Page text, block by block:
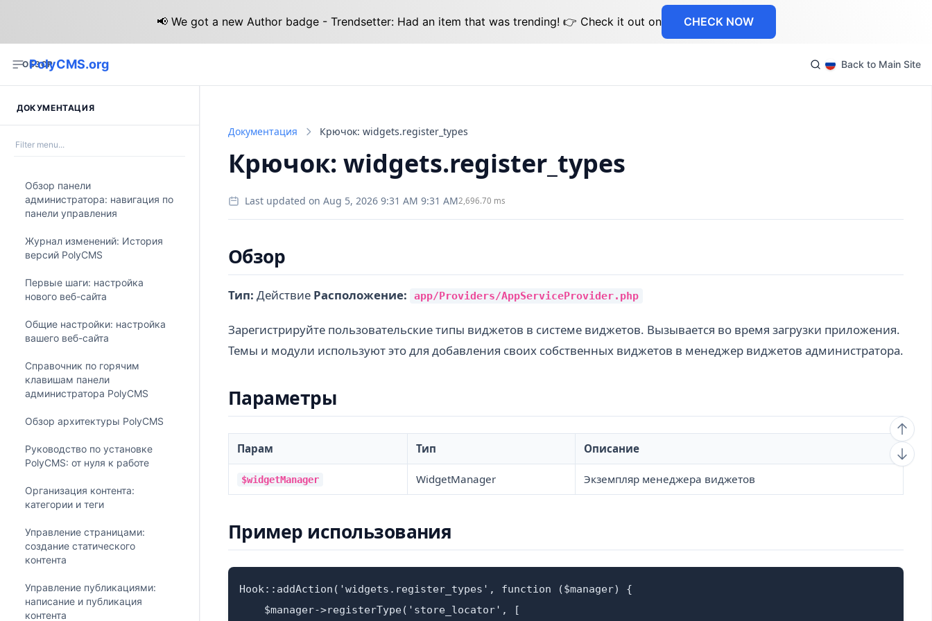
📢 We got a new Author badge - Trendsetter: Had an item that was trending! 👉 Check it out on CHECK NOW
PolyCMS.org
ОБЗОР Back to Main Site
ДОКУМЕНТАЦИЯ
Обзор панели
администратора: навигация по
панели управления
Журнал изменений: История
версий PolyCMS
Первые шаги: настройка
нового веб-сайта
Общие настройки: настройка
вашего веб-сайта
Справочник по горячим
клавишам панели
администратора PolyCMS
Обзор архитектуры PolyCMS
Руководство по установке
PolyCMS: от нуля к работе
Организация контента:
категории и теги
Управление страницами:
создание статического
контента
Управление публикациями:
написание и публикация
контента
Документация Крючок: widgets.register_types
Крючок: widgets.register_types
Last updated on Aug 5, 2026 9:31 AM 9:31 AM2,696.70 ms
Обзор
Тип: Действие Расположение: app/Providers/AppServiceProvider.php
Зарегистрируйте пользовательские типы виджетов в системе виджетов. Вызывается во время загрузки приложения.
Темы и модули используют это для добавления своих собственных виджетов в менеджер виджетов администратора.
Параметры
Парам Тип Описание
$widgetManager WidgetManager Экземпляр менеджера виджетов
Пример использования
Hook::addAction('widgets.register_types', function ($manager) {
    $manager->registerType('store_locator', [